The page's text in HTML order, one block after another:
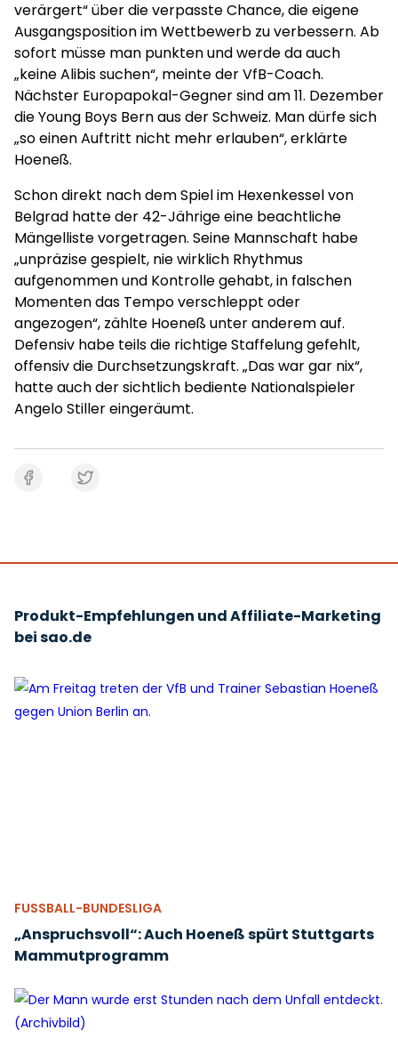
verärgert“ über die verpasste Chance, die eigene
Ausgangsposition im Wettbewerb zu verbessern. Ab
sofort müsse man punkten und werde da auch
„keine Alibis suchen“, meinte der VfB-Coach.
Nächster Europapokal-Gegner sind am 11. Dezember
die Young Boys Bern aus der Schweiz. Man dürfe sich
„so einen Auftritt nicht mehr erlauben“, erklärte
Hoeneß.
Schon direkt nach dem Spiel im Hexenkessel von
Belgrad hatte der 42-Jährige eine beachtliche
Mängelliste vorgetragen. Seine Mannschaft habe
„unpräzise gespielt, nie wirklich Rhythmus
aufgenommen und Kontrolle gehabt, in falschen
Momenten das Tempo verschleppt oder
angezogen“, zählte Hoeneß unter anderem auf.
Defensiv habe teils die richtige Staffelung gefehlt,
offensiv die Durchsetzungskraft. „Das war gar nix“,
hatte auch der sichtlich bediente Nationalspieler
Angelo Stiller eingeräumt.
Produkt-Empfehlungen und Affiliate-Marketing
bei sao.de
FUSSBALL-BUNDESLIGA
„Anspruchsvoll“: Auch Hoeneß spürt Stuttgarts
Mammutprogramm